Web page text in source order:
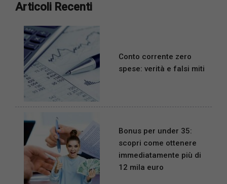
Articoli Recenti
Conto corrente zero
spese: verità e falsi miti
Bonus per under 35:
scopri come ottenere
immediatamente più di
12 mila euro